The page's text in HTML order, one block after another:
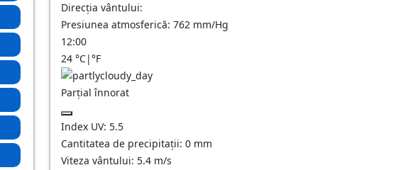
Direcția vântului:
Presiunea atmosferică: 762 mm/Hg
12:00
24 °C|°F
Parțial înnorat
Index UV: 5.5
Cantitatea de precipitații: 0 mm
Viteza vântului: 5.4 m/s